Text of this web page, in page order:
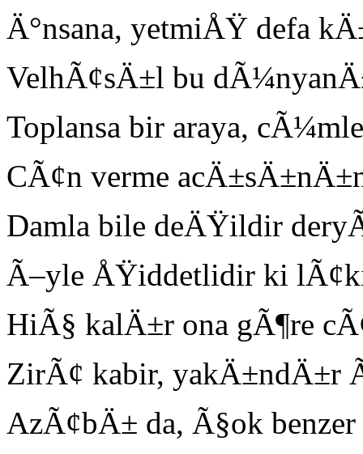
Ä°nsana, yetmiÅŸ defa
VelhÃ¢sÄ±l bu
Toplansa bir araya,
CÃ¢n verme
Damla bile deÄŸildir
Ã–yle ÅŸiddetlidir ki
HiÃ§ kalÄ±r ona gÃ¶re
ZirÃ¢ kabir, yakÄ±ndÄ±r
AzÃ¢bÄ± da, Ã§ok